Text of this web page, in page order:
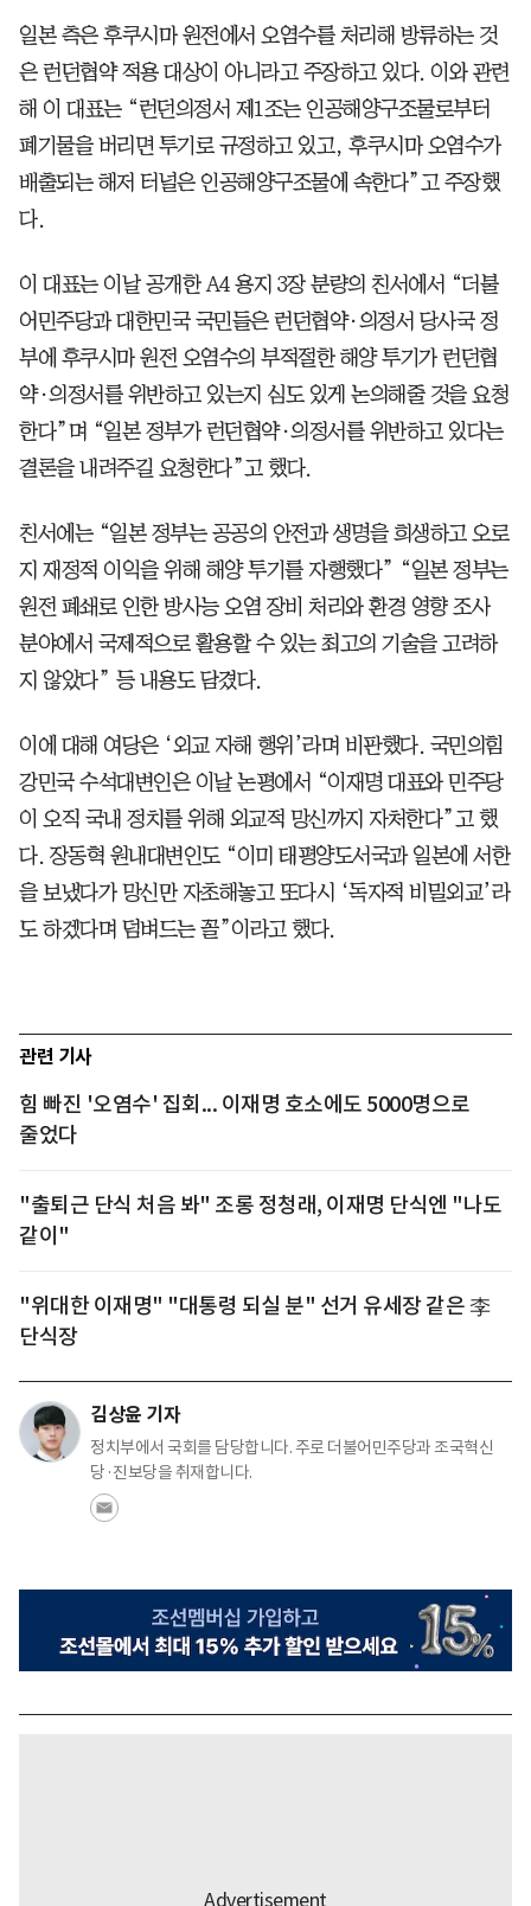
일본 측은 후쿠시마 원전에서 오염수를 처리해 방류하는 것
은 런던협약 적용 대상이 아니라고 주장하고 있다. 이와 관련
해 이 대표는 “런던의정서 제1조는 인공해양구조물로부터
폐기물을 버리면 투기로 규정하고 있고, 후쿠시마 오염수가
배출되는 해저 터널은 인공해양구조물에 속한다”고 주장했
다.
이 대표는 이날 공개한 A4 용지 3장 분량의 친서에서 “더불
어민주당과 대한민국 국민들은 런던협약·의정서 당사국 정
부에 후쿠시마 원전 오염수의 부적절한 해양 투기가 런던협
약·의정서를 위반하고 있는지 심도 있게 논의해줄 것을 요청
한다”며 “일본 정부가 런던협약·의정서를 위반하고 있다는
결론을 내려주길 요청한다”고 했다.
친서에는 “일본 정부는 공공의 안전과 생명을 희생하고 오로
지 재정적 이익을 위해 해양 투기를 자행했다” “일본 정부는
원전 폐쇄로 인한 방사능 오염 장비 처리와 환경 영향 조사
분야에서 국제적으로 활용할 수 있는 최고의 기술을 고려하
지 않았다” 등 내용도 담겼다.
이에 대해 여당은 ‘외교 자해 행위’라며 비판했다. 국민의힘
강민국 수석대변인은 이날 논평에서 “이재명 대표와 민주당
이 오직 국내 정치를 위해 외교적 망신까지 자처한다”고 했
다. 장동혁 원내대변인도 “이미 태평양도서국과 일본에 서한
을 보냈다가 망신만 자초해놓고 또다시 ‘독자적 비밀외교’라
도 하겠다며 덤벼드는 꼴”이라고 했다.
관련 기사
힘 빠진 '오염수' 집회... 이재명 호소에도 5000명으로
줄었다
"출퇴근 단식 처음 봐" 조롱 정청래, 이재명 단식엔 "나도
같이"
"위대한 이재명" "대통령 되실 분" 선거 유세장 같은 李
단식장
김상윤 기자
정치부에서 국회를 담당합니다. 주로 더불어민주당과 조국혁신
당·진보당을 취재합니다.